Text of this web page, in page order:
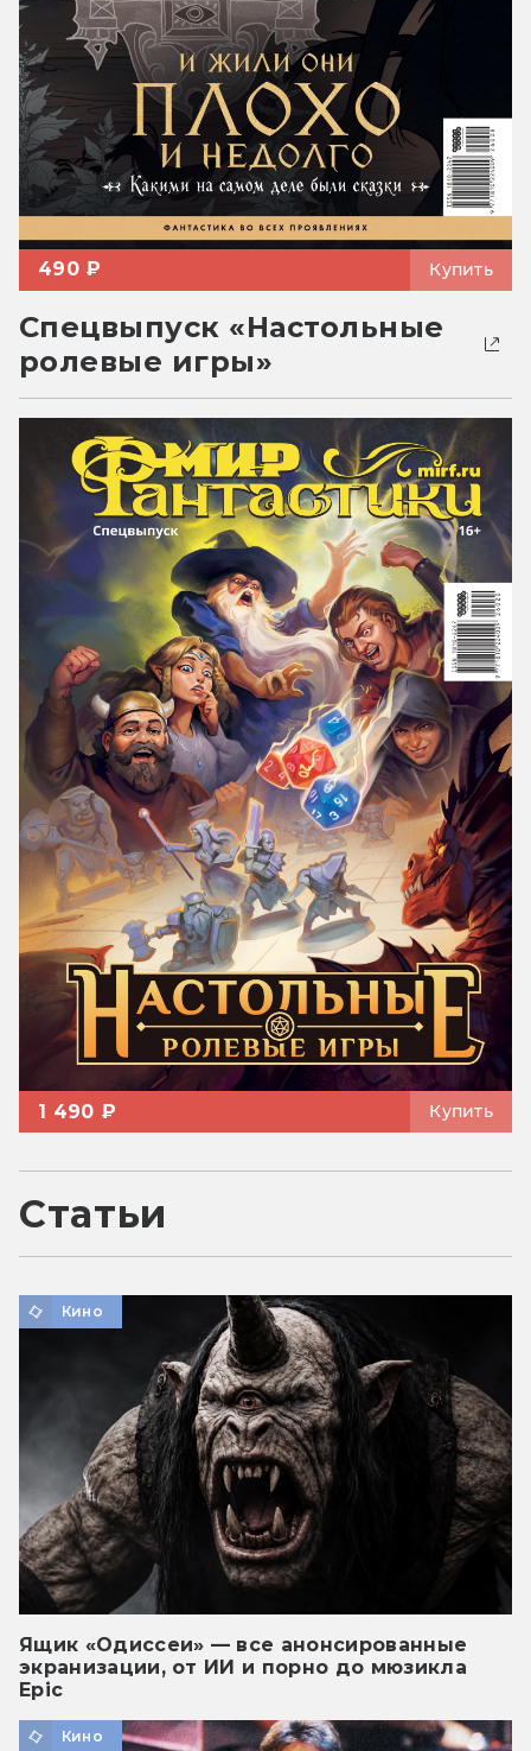
490 ₽ Купить
Спецвыпуск «Настольные
ролевые игры»
1 490 ₽ Купить
Статьи
Кино
Ящик «Одиссеи» — все анонсированные
экранизации, от ИИ и порно до мюзикла
Epic
Кино